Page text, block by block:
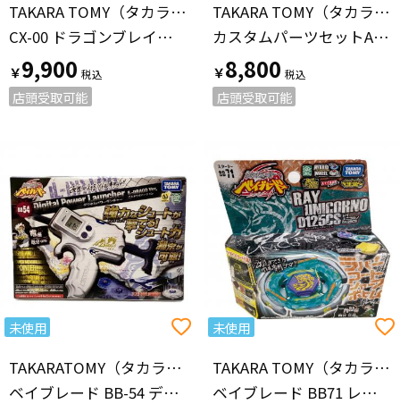
TAKARA TOMY（タカラトミー）
CX-00 ドラゴンブレイブS6-60V メタルコート:ブラック ベイブレードX
￥9,900
店頭受取可能
TAKARA TOMY（タカラトミー）
カスタムパーツセットA B-DAMAN LEGACY SOUL
￥8,800
店頭受取可能
未使用
TAKARATOMY（タカラトミー）
ベイブレード BB-54 デジタルパワーランチャー エルドラゴVer.
未使用
TAKARA TOMY（タカラトミー）
ベイブレード BB71 レイユニコルノ D125CS